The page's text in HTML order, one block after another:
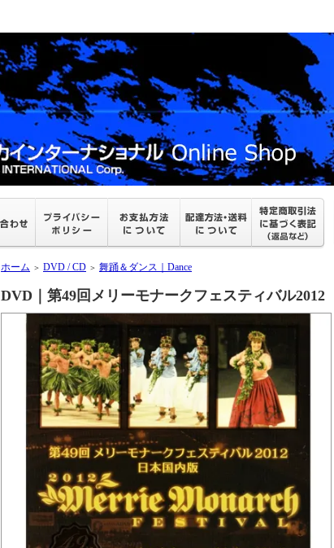
ホーム ＞ DVD / CD ＞ 舞踊＆ダンス｜Dance
DVD｜第49回メリーモナークフェスティバル